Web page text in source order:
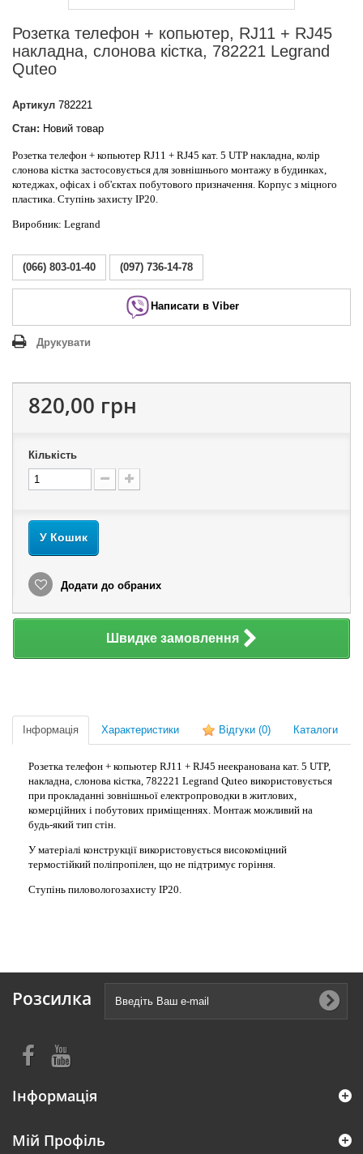
Розетка телефон + копьютер, RJ11 + RJ45
накладна, слонова кістка, 782221 Legrand
Quteo
Артикул 782221
Стан: Новий товар
Розетка телефон + копьютер RJ11 + RJ45 кат. 5 UTP накладна, колір
слонова кістка застосовується для зовнішнього монтажу в будинках,
котеджах, офісах і об'єктах побутового призначення. Корпус з міцного
пластика. Ступінь захисту IP20.
Виробник: Legrand
(066) 803-01-40 (097) 736-14-78
Написати в Viber
Друкувати
820,00 грн
Кількість
У Кошик
Додати до обраних
Швидке замовлення
Інформація Характеристики Відгуки (0) Каталоги
Розетка телефон + копьютер RJ11 + RJ45 неекранована кат. 5 UTP,
накладна, слонова кістка, 782221 Legrand Quteo використовується
при прокладанні зовнішньої електропроводки в житлових,
комерційних і побутових приміщеннях. Монтаж можливий на
будь-який тип стін.
У матеріалі конструкції використовується високоміцний
термостійкий поліпропілен, що не підтримує горіння.
Ступінь пиловологозахисту IP20.
Розсилка
Інформація
Мій Профіль